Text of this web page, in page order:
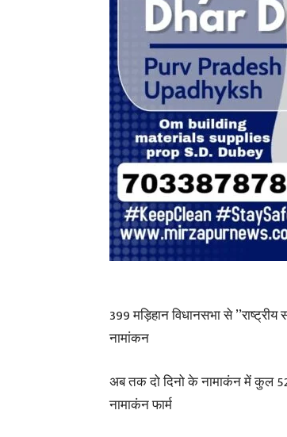
399 मड़िहान विधानसभा से
नामांकन
अब तक दो दिनो के नामाकंन में कुल 52
नामाकंन फार्म